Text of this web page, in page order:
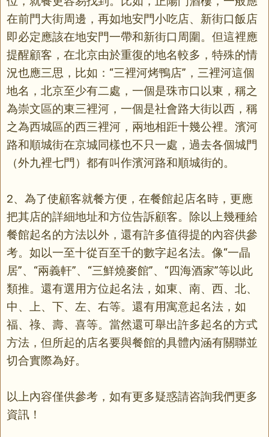
在前門大街周邊，再如地安門小吃店、新街口飯店
即必定應該在地安門一帶和新街口周圍。但這裡應
提醒顧客，在北京由於重復的地名較多，特殊的情
況也應三思，比如：“三裡河烤鴨店”，三裡河這個
地名，北京至少有二處，一個是珠市口以東，稱之
為崇文區的東三裡河，一個是社會路大街以西，稱
之為西城區的西三裡河，兩地相距十幾公裡。濱河
路和順城街在京城同樣也不只一處，過去各個城門
（外九裡七門）都有叫作濱河路和順城街的。
2、為了使顧客就餐方便，在餐館起店名時，更應
把其店的詳細地址和方位告訴顧客。除以上幾種給
餐館起名的方法以外，還有許多值得提的內容供參
考。如以一至十從百至千的數字起名法。像“一晶
居”、“兩義軒”、“三鮮燒麥館”、“四海酒家”等以此
類推。還有選用方位起名法，如東、南、西、北、
中、上、下、左、右等。還有用寓意起名法，如
福、祿、壽、喜等。當然還可舉出許多起名的方式
方法，但所起的店名要與餐館的具體內涵有關聯並
切合實際為好。
以上內容僅供參考，如有更多疑惑請咨詢我們更多
資訊！